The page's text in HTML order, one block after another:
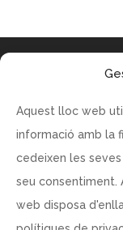
Aquest lloc web
informació amb la
cedeixen les
seu consentiment.
web disposa
RESTAURANT
DINEDAS S.L –
www.centfocs.com